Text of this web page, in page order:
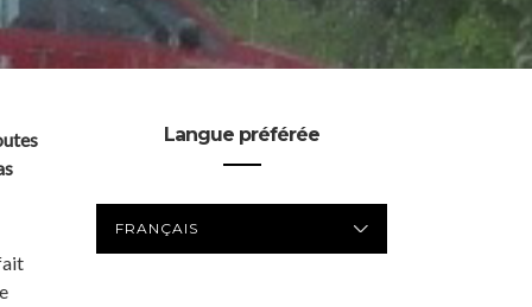
Langue préférée
PRÉFÉRÉE